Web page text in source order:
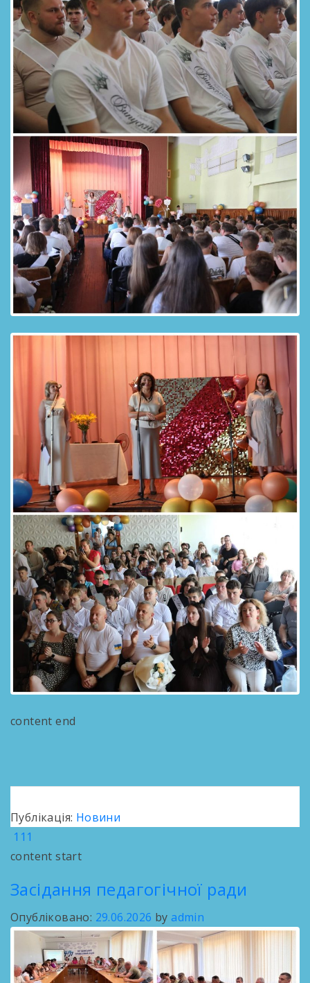
content end
Публікація: Новини
111
content start
Засідання педагогічної ради
Опубліковано: 29.06.2026 by admin